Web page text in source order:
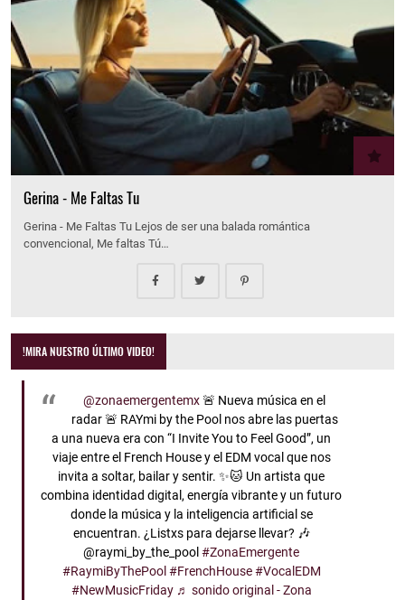
Gerina - Me Faltas Tu
Gerina - Me Faltas Tu Lejos de ser una balada romántica
convencional, Me faltas Tú…
!MIRA NUESTRO ÚLTIMO VIDEO!
@zonaemergentemx🚨 Nueva música en el
radar 🚨 RAYmi by the Pool nos abre las puertas
a una nueva era con “I Invite You to Feel Good”, un
viaje entre el French House y el EDM vocal que nos
invita a soltar, bailar y sentir. ✨🐱 Un artista que
combina identidad digital, energía vibrante y un futuro
donde la música y la inteligencia artificial se
encuentran. ¿Listxs para dejarse llevar? 🎶
@raymi_by_the_pool#ZonaEmergente
#RaymiByThePool #FrenchHouse #VocalEDM
#NewMusicFriday ♬ sonido original - Zona